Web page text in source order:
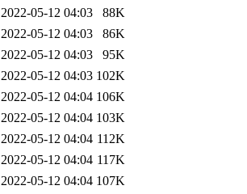
2022-05-12 04:03
88K
2022-05-12 04:03
86K
2022-05-12 04:03
95K
2022-05-12 04:03 102K
2022-05-12 04:04 106K
2022-05-12 04:04 103K
2022-05-12 04:04 112K
2022-05-12 04:04 117K
2022-05-12 04:04 107K